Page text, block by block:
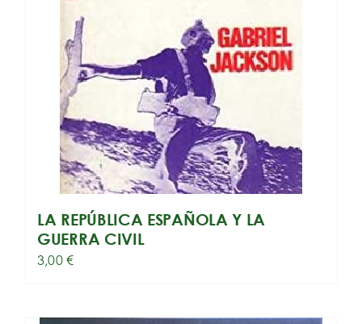
LA REPÚBLICA ESPAÑOLA Y LA
GUERRA CIVIL
3,00€